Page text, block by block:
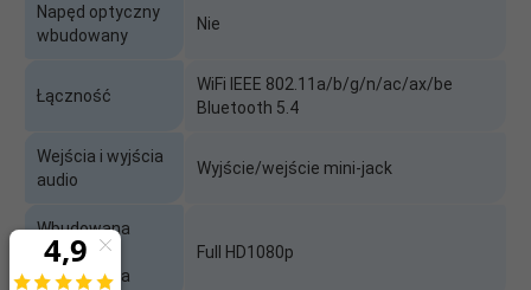
Napęd optyczny
wbudowany
Nie
Łączność
WiFi IEEE 802.11a/b/g/n/ac/ax/be
Bluetooth 5.4
Wejścia i wyjścia
audio
Wyjście/wejście mini-jack
Wbudowana
kamera
internetowa
Full HD1080p